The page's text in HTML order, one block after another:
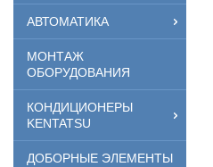
АВТОМАТИКА
МОНТАЖ
ОБОРУДОВАНИЯ
КОНДИЦИОНЕРЫ
KENTATSU
ДОБОРНЫЕ ЭЛЕМЕНТЫ